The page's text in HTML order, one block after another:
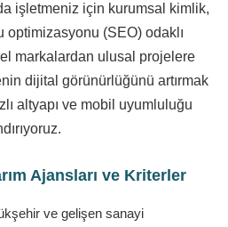
işletmeniz için kurumsal kimlik,
optimizasyonu (SEO) odaklı
markalardan ulusal projelere
dijital görünürlüğünü artırmak
altyapı ve mobil uyumluluğu
Ajansları ve Kriterler
ve gelişen sanayi